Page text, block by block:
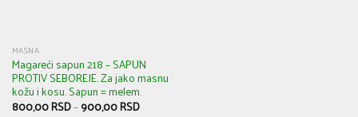
MASNA
Magareći sapun 218 – SAPUN
PROTIV SEBOREJE. Za jako masnu
kožu i kosu. Sapun = melem.
800,00RSD–900,00RSD